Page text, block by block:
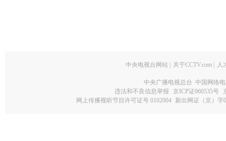
中央电视台网站 关于CCTV.com 人
中央广播电视总台 中国网络
违法和不良信息举报
京ICP证060535号
网上传播视听节目许可证号 0102004 新出网证（京）